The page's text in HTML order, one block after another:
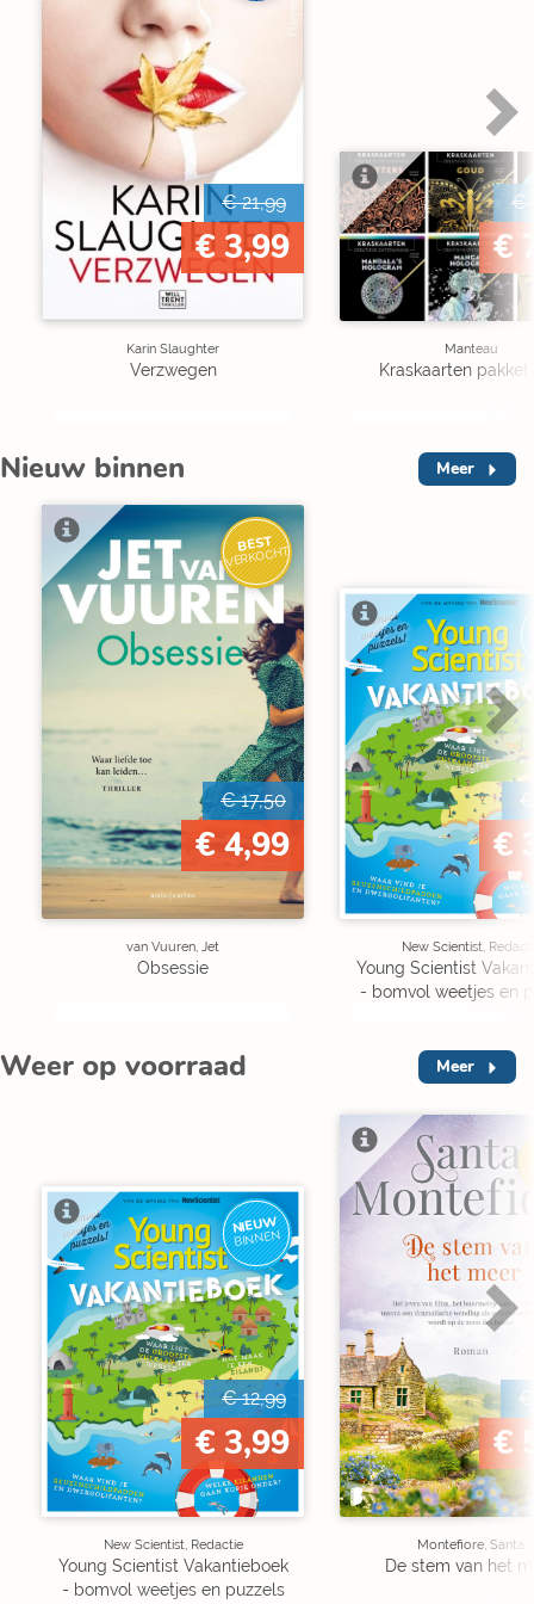
€ 21,99
€ 3,99
Karin Slaughter
Verzwegen
€
€
Manteau
Kraskaarten pakket
Nieuw binnen Meer
BEST
VERKOCHT
€ 17,50
€ 4,99
van Vuuren, Jet
Obsessie
€
New Scientist,
Young Scientist
- bomvol weetjes en
Weer op voorraad Meer
NIEUW
BINNEN
€ 12,99
€ 3,99
New Scientist, Redactie
Young Scientist Vakantieboek
- bomvol weetjes en puzzels
€
€
Montefiore, Santa
De stem van het